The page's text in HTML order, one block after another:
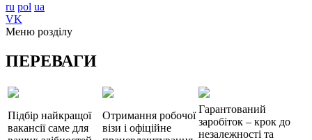
ru pol ua
VK
Меню розділу
ПЕРЕВАГИ
Підбір найкращої
вакансії саме для
Отримання робочої
візи і офіційне
Гарантований
заробіток – крок до
незалежності та